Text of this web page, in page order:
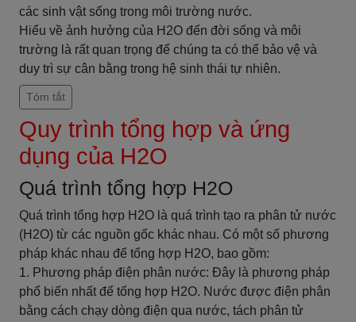
các sinh vật sống trong môi trường nước.
Hiểu về ảnh hưởng của H2O đến đời sống và môi
trường là rất quan trọng để chúng ta có thể bảo vệ và
duy trì sự cân bằng trong hệ sinh thái tự nhiên.
Tóm tắt
Quy trình tổng hợp và ứng
dụng của H2O
Quá trình tổng hợp H2O
Quá trình tổng hợp H2O là quá trình tạo ra phân tử nước
(H2O) từ các nguồn gốc khác nhau. Có một số phương
pháp khác nhau để tổng hợp H2O, bao gồm:
1. Phương pháp điện phân nước: Đây là phương pháp
phổ biến nhất để tổng hợp H2O. Nước được điện phân
bằng cách chạy dòng điện qua nước, tách phân tử